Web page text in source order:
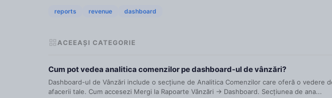
reports revenue dashboard
ACEEAȘI CATEGORIE
Cum pot vedea analitica comenzilor pe dashboard-ul de vânzări?
Dashboard-ul de Vânzări include o secțiune de Analitica Comenzilor care oferă o vedere
afacerii tale. Cum accesezi Mergi la Rapoarte Vânzări → Dashboard. Secțiunea de ana...